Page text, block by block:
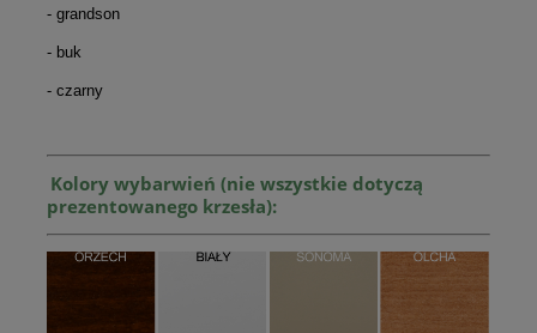
- grandson
- buk
- czarny
Kolory wybarwień (nie wszystkie dotyczą
prezentowanego krzesła):